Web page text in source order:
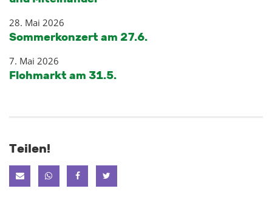
28. Mai 2026
Sommerkonzert am 27.6.
7. Mai 2026
Flohmarkt am 31.5.
Teilen!